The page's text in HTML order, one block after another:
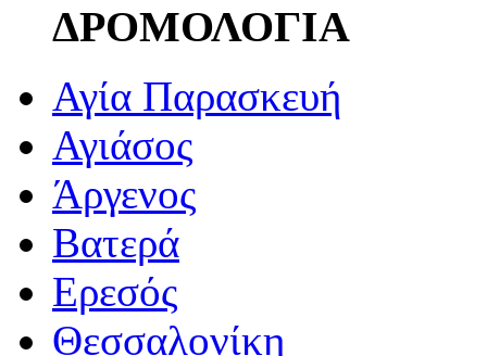
ΔΡΟΜΟΛΟΓΙΑ
Αγία Παρασκευή
Αγιάσος
Άργενος
Βατερά
Ερεσός
Θεσσαλονίκη